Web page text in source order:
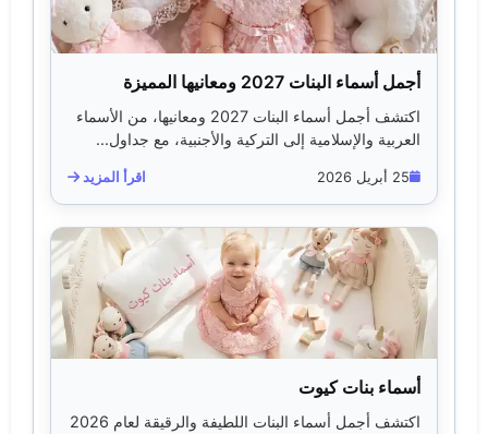
أجمل أسماء البنات 2027 ومعانيها المميزة
اكتشف أجمل أسماء البنات 2027 ومعانيها، من الأسماء
العربية والإسلامية إلى التركية والأجنبية، مع جداول...
25 أبريل 2026 اقرأ المزيد
أسماء بنات كيوت
اكتشف أجمل أسماء البنات اللطيفة والرقيقة لعام 2026